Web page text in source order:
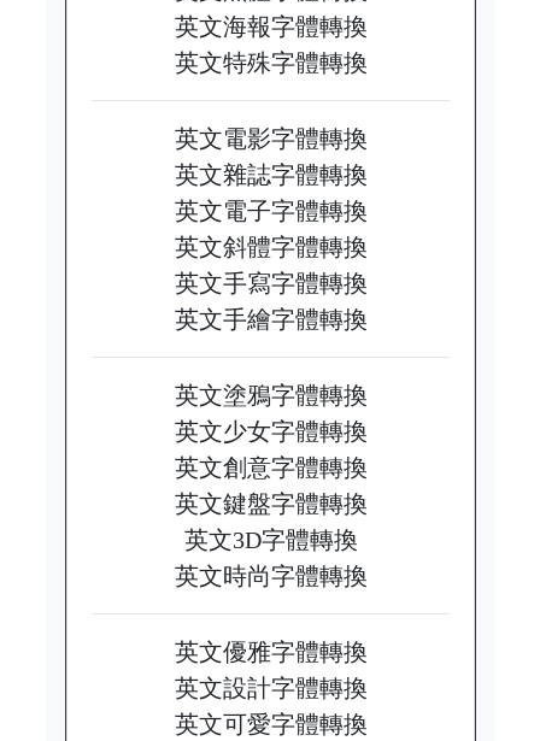
英文海報字體轉換
英文特殊字體轉換
英文電影字體轉換
英文雜誌字體轉換
英文電子字體轉換
英文斜體字體轉換
英文手寫字體轉換
英文手繪字體轉換
英文塗鴉字體轉換
英文少女字體轉換
英文創意字體轉換
英文鍵盤字體轉換
英文3D字體轉換
英文時尚字體轉換
英文優雅字體轉換
英文設計字體轉換
英文可愛字體轉換